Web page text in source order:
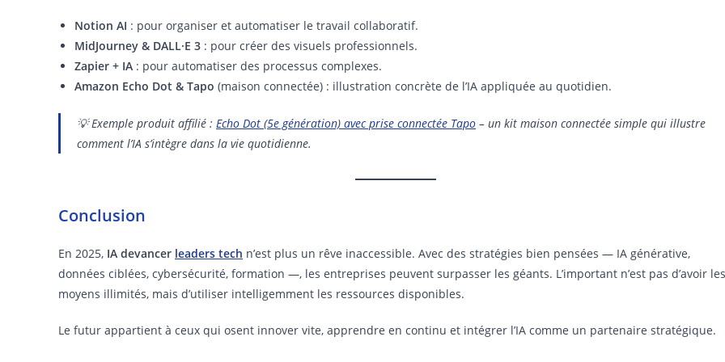
Notion AI : pour organiser et automatiser le travail collaboratif.
MidJourney & DALL·E 3 : pour créer des visuels professionnels.
Zapier + IA : pour automatiser des processus complexes.
Amazon Echo Dot & Tapo (maison connectée) : illustration concrète de l’IA appliquée au quotidien.
💡 Exemple produit affilié : Echo Dot (5e génération) avec prise connectée Tapo – un kit maison connectée simple qui illustre
comment l’IA s’intègre dans la vie quotidienne.
Conclusion
En 2025, IA devancer leaders tech n’est plus un rêve inaccessible. Avec des stratégies bien pensées — IA générative,
données ciblées, cybersécurité, formation —, les entreprises peuvent surpasser les géants. L’important n’est pas d’avoir les
moyens illimités, mais d’utiliser intelligemment les ressources disponibles.
Le futur appartient à ceux qui osent innover vite, apprendre en continu et intégrer l’IA comme un partenaire stratégique.